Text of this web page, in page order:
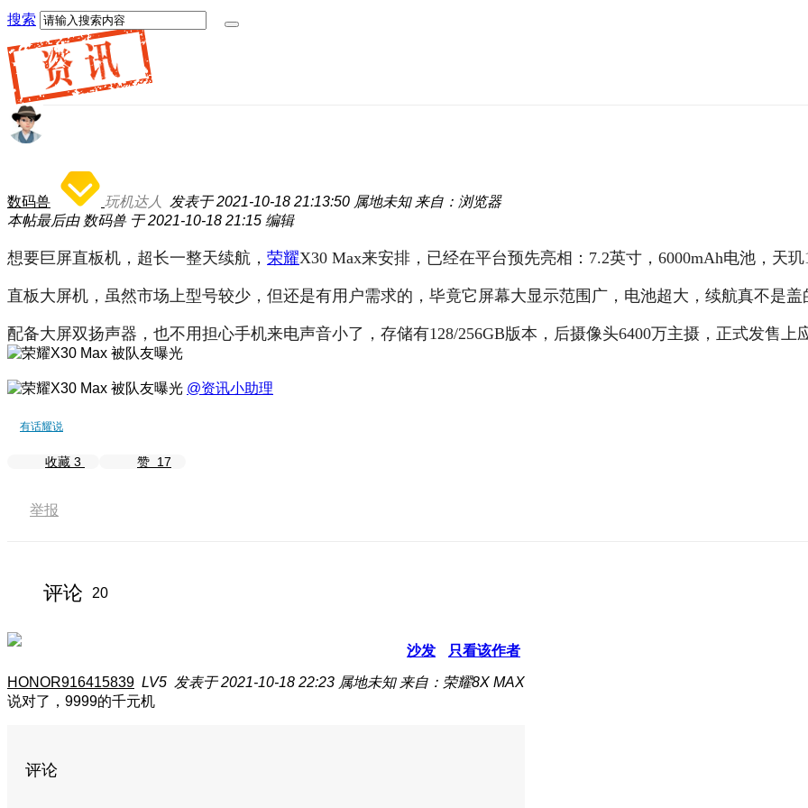
搜索
数码兽 玩机达人 发表于 2021-10-18 21:13:50 属地未知 来自：浏览器
本帖最后由 数码兽 于 2021-10-18 21:15 编辑
想要巨屏直板机，超长一整天续航， 荣耀X30 Max来安排，已经在平台预先亮相：7.2英寸，6000mAh电池，天玑
直板大屏机，虽然市场上型号较少，但还是有用户需求的，毕竟它屏幕大显示范围广，电池超大，续航真不是盖
配备大屏双扬声器，也不用担心手机来电声音小了，存储有128/256GB版本，后摄像头6400万主摄，正式发售上
@资讯小助理
有话耀说
收藏 3 赞 17
举报
评论 20
沙发 只看该作者
HONOR916415839 LV5 发表于 2021-10-18 22:23 属地未知 来自：荣耀8X MAX
说对了，9999的千元机
评论